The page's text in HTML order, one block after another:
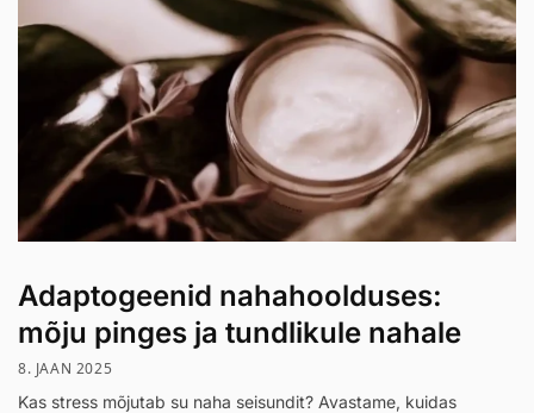
Adaptogeenid nahahoolduses:
mõju pinges ja tundlikule nahale
8. JAAN 2025
Kas stress mõjutab su naha seisundit? Avastame, kuidas